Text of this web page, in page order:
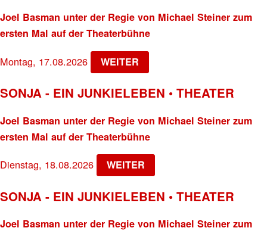
Joel Basman unter der Regie von Michael Steiner zum
ersten Mal auf der Theaterbühne
Montag, 17.08.2026 WEITER
SONJA - EIN JUNKIELEBEN • THEATER
Joel Basman unter der Regie von Michael Steiner zum
ersten Mal auf der Theaterbühne
Dienstag, 18.08.2026 WEITER
SONJA - EIN JUNKIELEBEN • THEATER
Joel Basman unter der Regie von Michael Steiner zum